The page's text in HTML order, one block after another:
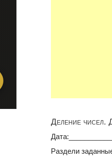
Деление чисел.
Раздели